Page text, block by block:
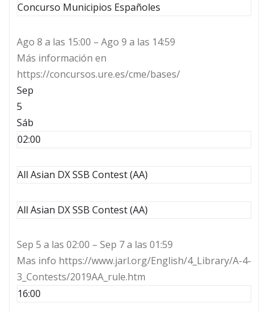
Concurso Municipios Españoles
Ago 8 a las 15:00 – Ago 9 a las 14:59
Más información en
https://concursos.ure.es/cme/bases/
Sep
5
Sáb
02:00
All Asian DX SSB Contest (AA)
All Asian DX SSB Contest (AA)
Sep 5 a las 02:00 – Sep 7 a las 01:59
Mas info https://www.jarl.org/English/4_Library/A-4-
3_Contests/2019AA_rule.htm
16:00